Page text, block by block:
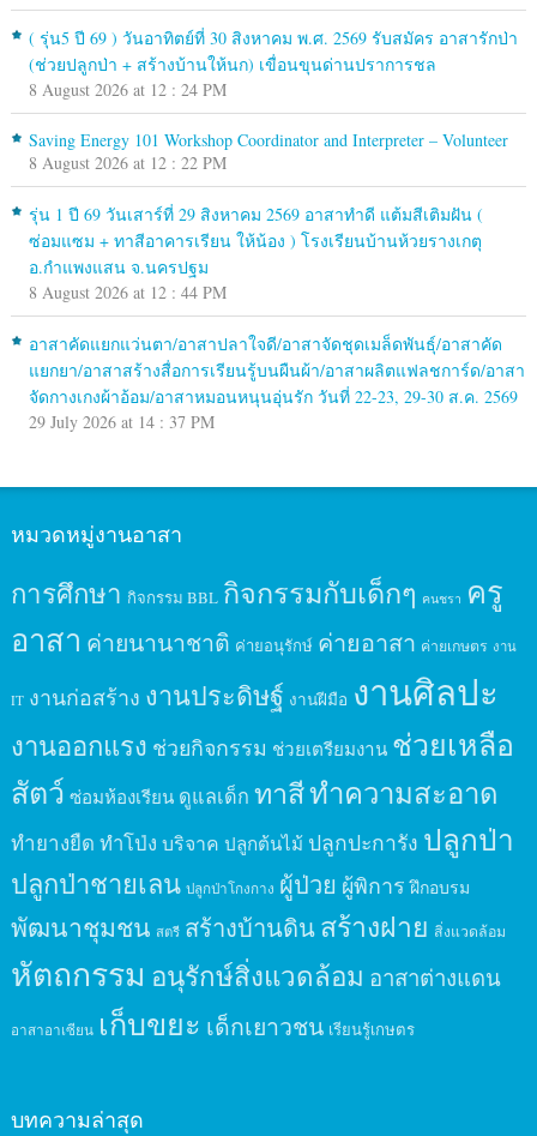
( รุ่น5 ปี 69 ) วันอาทิตย์ที่ 30 สิงหาคม พ.ศ. 2569 รับสมัคร อาสารักป่า
(ช่วยปลูกป่า + สร้างบ้านให้นก) เขื่อนขุนด่านปราการชล
8 August 2026 at 12 : 24 PM
Saving Energy 101 Workshop Coordinator and Interpreter – Volunteer
8 August 2026 at 12 : 22 PM
รุ่น 1 ปี 69 วันเสาร์ที่ 29 สิงหาคม 2569 อาสาทำดี แต้มสีเติมฝัน (
ซ่อมแซม + ทาสีอาคารเรียน ให้น้อง ) โรงเรียนบ้านห้วยรางเกตุ
อ.กำแพงแสน จ.นครปฐม
8 August 2026 at 12 : 44 PM
อาสาคัดแยกแว่นตา/อาสาปลาใจดี/อาสาจัดชุดเมล็ดพันธุ์/อาสาคัด
แยกยา/อาสาสร้างสื่อการเรียนรู้บนผืนผ้า/อาสาผลิตแฟลชการ์ด/อาสา
จัดกางเกงผ้าอ้อม/อาสาหมอนหนุนอุ่นรัก วันที่ 22-23, 29-30 ส.ค. 2569
29 July 2026 at 14 : 37 PM
หมวดหมู่งานอาสา
การศึกษา กิจกรรม BBL กิจกรรมกับเด็กๆ คนชรา ครู
อาสา ค่ายนานาชาติ ค่ายอนุรักษ์ ค่ายอาสา ค่ายเกษตร งาน
IT งานก่อสร้าง งานประดิษฐ์ งานฝีมือ งานศิลปะ
งานออกแรง ช่วยกิจกรรม ช่วยเตรียมงาน ช่วยเหลือ
สัตว์ ซ่อมห้องเรียน ดูแลเด็ก ทาสีทำความสะอาด
ทำยางยืด ทำโป่ง บริจาค ปลูกต้นไม้ ปลูกปะการัง ปลูกป่า
ปลูกป่าชายเลน ปลูกป่าโกงกาง ผู้ป่วย ผู้พิการ ฝึกอบรม
พัฒนาชุมชน สตรี สร้างบ้านดินสร้างฝาย สิ่งแวดล้อม
หัตถกรรม อนุรักษ์สิ่งแวดล้อม อาสาต่างแดน
อาสาอาเซียน เก็บขยะ เด็กเยาวชน เรียนรู้เกษตร
บทความล่าสุด